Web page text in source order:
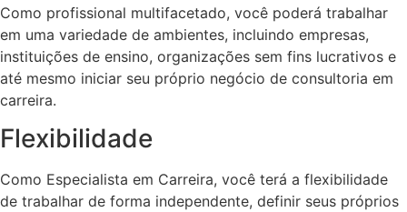
Como profissional multifacetado, você poderá trabalhar
em uma variedade de ambientes, incluindo empresas,
instituições de ensino, organizações sem fins lucrativos e
até mesmo iniciar seu próprio negócio de consultoria em
carreira.
Flexibilidade
Como Especialista em Carreira, você terá a flexibilidade
de trabalhar de forma independente, definir seus próprios